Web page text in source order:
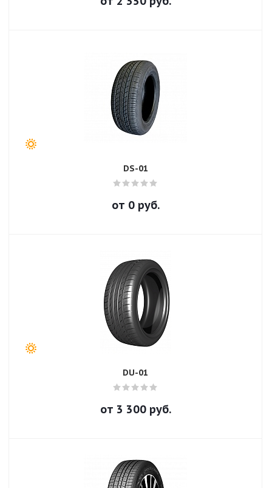
DS-01
от 0руб.
DU-01
от 3 300руб.